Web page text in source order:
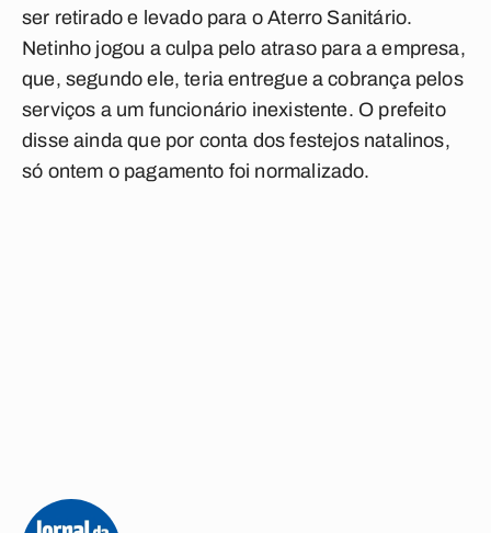
ser retirado e levado para o Aterro Sanitário.
Netinho jogou a culpa pelo atraso para a empresa,
que, segundo ele, teria entregue a cobrança pelos
serviços a um funcionário inexistente. O prefeito
disse ainda que por conta dos festejos natalinos,
só ontem o pagamento foi normalizado.